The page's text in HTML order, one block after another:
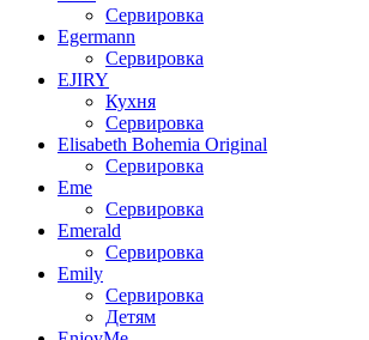
Сервировка
Egermann
Сервировка
EJIRY
Кухня
Сервировка
Elisabeth Bohemia Original
Сервировка
Eme
Сервировка
Emerald
Сервировка
Emily
Сервировка
Детям